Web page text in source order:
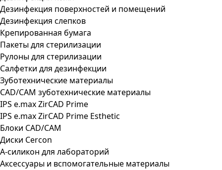
Дезинфекция поверхностей и помещений
Дезинфекция слепков
Крепированная бумага
Пакеты для стерилизации
Рулоны для стерилизации
Салфетки для дезинфекции
Зуботехнические материалы
CAD/CAM зуботехнические материалы
IPS e.max ZirCAD Prime
IPS e.max ZirCAD Prime Esthetic
Блоки CAD/CAM
Диски Cercon
А-силикон для лабораторий
Аксессуары и вспомогательные материалы